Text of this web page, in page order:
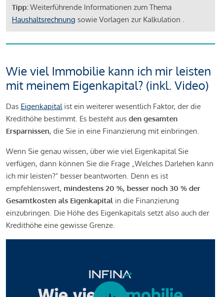
Tipp: Weiterführende Informationen zum Thema
Haushaltsrechnung sowie Vorlagen zur Kalkulation .
Wie viel Immobilie kann ich mir leisten
mit meinem Eigenkapital? (inkl. Video)
Das Eigenkapitalist ein weiterer wesentlich Faktor, der die
Kredithöhe bestimmt. Es besteht aus den gesamten
Ersparnissen, die Sie in eine Finanzierung mit einbringen.
Wenn Sie genau wissen, über wie viel Eigenkapital Sie
verfügen, dann können Sie die Frage „Welches Darlehen kann
ich mir leisten?“ besser beantworten. Denn es ist
empfehlenswert, mindestens 20 %, besser noch 30 % der
Gesamtkosten als Eigenkapital in die Finanzierung
einzubringen. Die Höhe des Eigenkapitals setzt also auch der
Kredithöhe eine gewisse Grenze.